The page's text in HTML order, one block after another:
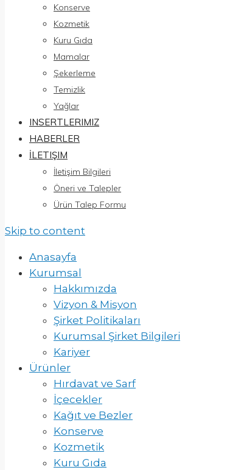
Konserve
Kozmetik
Kuru Gıda
Mamalar
Şekerleme
Temizlik
Yağlar
INSERTLERIMIZ
HABERLER
İLETIŞIM
İletişim Bilgileri
Öneri ve Talepler
Ürün Talep Formu
Skip to content
Anasayfa
Kurumsal
Hakkımızda
Vizyon & Misyon
Şirket Politikaları
Kurumsal Şirket Bilgileri
Kariyer
Ürünler
Hırdavat ve Sarf
İçecekler
Kağıt ve Bezler
Konserve
Kozmetik
Kuru Gıda